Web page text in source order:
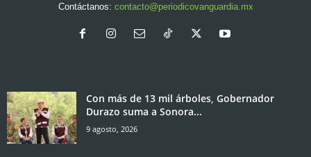
Contáctanos: contacto@periodicovanguardia.mx
Con más de 13 mil árboles, Gobernador
Durazo suma a Sonora...
9 agosto, 2026